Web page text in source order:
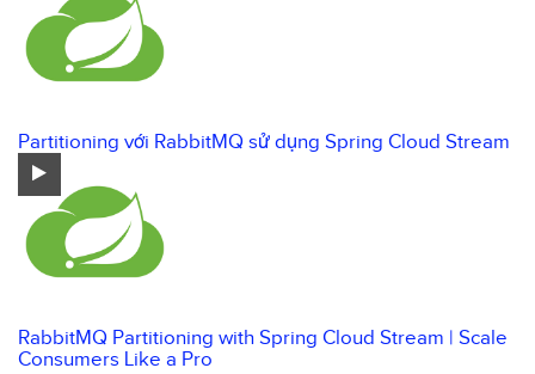
Partitioning với RabbitMQ sử dụng Spring Cloud Stream
RabbitMQ Partitioning with Spring Cloud Stream | Scale
Consumers Like a Pro